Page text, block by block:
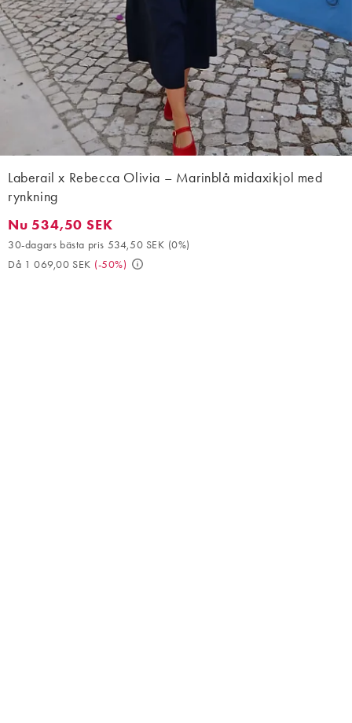
Laberail x Rebecca Olivia – Marinblå midaxikjol med
rynkning
Nu 534,50 SEK. 30-dagars bästa pris 534,50 SEK (0%). Då 1
Nu 534,50 SEK
30-dagars bästa pris 534,50 SEK (0%)
Då 1 069,00 SEK (-50%)